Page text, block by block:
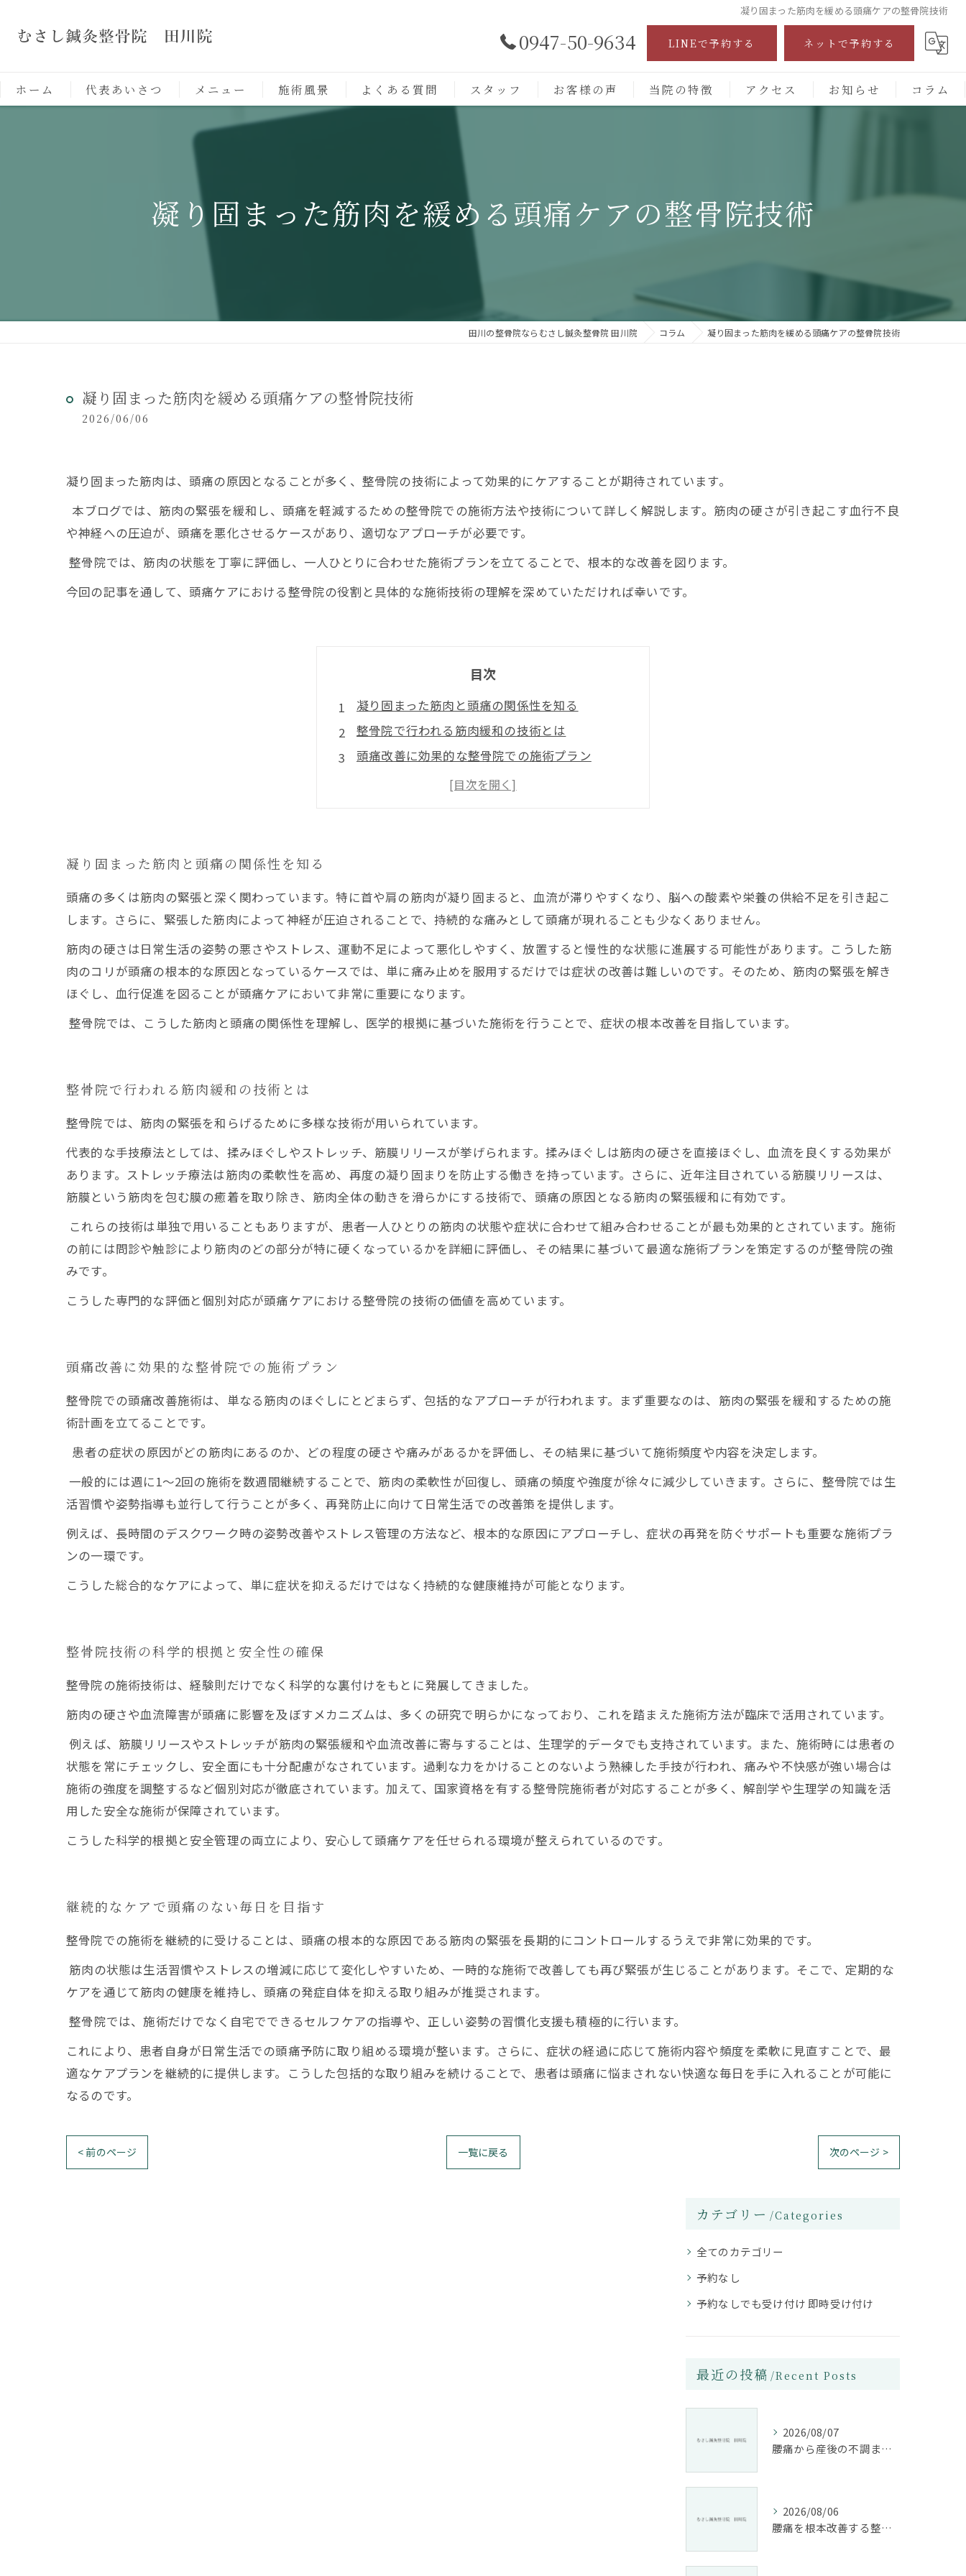
凝り固まった筋肉を緩める頭痛ケアの整骨院技術
0947-50-9634 LINEで予約する ネットで予約する
ホーム 代表あいさつ メニュー 施術風景 よくある質問 スタッフ お客様の声 当院の特徴
保険施術
アクセス お知らせ コラム
凝り固まった筋肉を緩める頭痛ケアの整骨院技術
田川の整骨院ならむさし鍼灸整骨院 田川院 コラム 凝り固まった筋肉を緩める頭痛ケアの整骨院技術
凝り固まった筋肉を緩める頭痛ケアの整骨院技術
2026/06/06
凝り固まった筋肉は、頭痛の原因となることが多く、整骨院の技術によって効果的にケアすることが期待されています。
本ブログでは、筋肉の緊張を緩和し、頭痛を軽減するための整骨院での施術方法や技術について詳しく解説します。筋肉の硬さが引き起こす血行不良
や神経への圧迫が、頭痛を悪化させるケースがあり、適切なアプローチが必要です。
整骨院では、筋肉の状態を丁寧に評価し、一人ひとりに合わせた施術プランを立てることで、根本的な改善を図ります。
今回の記事を通して、頭痛ケアにおける整骨院の役割と具体的な施術技術の理解を深めていただければ幸いです。
目次
凝り固まった筋肉と頭痛の関係性を知る
整骨院で行われる筋肉緩和の技術とは
頭痛改善に効果的な整骨院での施術プラン
整骨院技術の科学的根拠と安全性の確保
凝り固まった筋肉と頭痛の関係性を知る
頭痛の多くは筋肉の緊張と深く関わっています。特に首や肩の筋肉が凝り固まると、血流が滞りやすくなり、脳への酸素や栄養の供給不足を引き起こ
します。さらに、緊張した筋肉によって神経が圧迫されることで、持続的な痛みとして頭痛が現れることも少なくありません。
筋肉の硬さは日常生活の姿勢の悪さやストレス、運動不足によって悪化しやすく、放置すると慢性的な状態に進展する可能性があります。こうした筋
肉のコリが頭痛の根本的な原因となっているケースでは、単に痛み止めを服用するだけでは症状の改善は難しいのです。そのため、筋肉の緊張を解き
ほぐし、血行促進を図ることが頭痛ケアにおいて非常に重要になります。
整骨院では、こうした筋肉と頭痛の関係性を理解し、医学的根拠に基づいた施術を行うことで、症状の根本改善を目指しています。
整骨院で行われる筋肉緩和の技術とは
整骨院では、筋肉の緊張を和らげるために多様な技術が用いられています。
代表的な手技療法としては、揉みほぐしやストレッチ、筋膜リリースが挙げられます。揉みほぐしは筋肉の硬さを直接ほぐし、血流を良くする効果が
あります。ストレッチ療法は筋肉の柔軟性を高め、再度の凝り固まりを防止する働きを持っています。さらに、近年注目されている筋膜リリースは、
筋膜という筋肉を包む膜の癒着を取り除き、筋肉全体の動きを滑らかにする技術で、頭痛の原因となる筋肉の緊張緩和に有効です。
これらの技術は単独で用いることもありますが、患者一人ひとりの筋肉の状態や症状に合わせて組み合わせることが最も効果的とされています。施術
の前には問診や触診により筋肉のどの部分が特に硬くなっているかを詳細に評価し、その結果に基づいて最適な施術プランを策定するのが整骨院の強
みです。
こうした専門的な評価と個別対応が頭痛ケアにおける整骨院の技術の価値を高めています。
頭痛改善に効果的な整骨院での施術プラン
整骨院での頭痛改善施術は、単なる筋肉のほぐしにとどまらず、包括的なアプローチが行われます。まず重要なのは、筋肉の緊張を緩和するための施
術計画を立てることです。
患者の症状の原因がどの筋肉にあるのか、どの程度の硬さや痛みがあるかを評価し、その結果に基づいて施術頻度や内容を決定します。
一般的には週に1～2回の施術を数週間継続することで、筋肉の柔軟性が回復し、頭痛の頻度や強度が徐々に減少していきます。さらに、整骨院では生
活習慣や姿勢指導も並行して行うことが多く、再発防止に向けて日常生活での改善策を提供します。
例えば、長時間のデスクワーク時の姿勢改善やストレス管理の方法など、根本的な原因にアプローチし、症状の再発を防ぐサポートも重要な施術プラ
ンの一環です。
こうした総合的なケアによって、単に症状を抑えるだけではなく持続的な健康維持が可能となります。
整骨院技術の科学的根拠と安全性の確保
整骨院の施術技術は、経験則だけでなく科学的な裏付けをもとに発展してきました。
筋肉の硬さや血流障害が頭痛に影響を及ぼすメカニズムは、多くの研究で明らかになっており、これを踏まえた施術方法が臨床で活用されています。
例えば、筋膜リリースやストレッチが筋肉の緊張緩和や血流改善に寄与することは、生理学的データでも支持されています。また、施術時には患者の
状態を常にチェックし、安全面にも十分配慮がなされています。過剰な力をかけることのないよう熟練した手技が行われ、痛みや不快感が強い場合は
施術の強度を調整するなど個別対応が徹底されています。加えて、国家資格を有する整骨院施術者が対応することが多く、解剖学や生理学の知識を活
用した安全な施術が保障されています。
こうした科学的根拠と安全管理の両立により、安心して頭痛ケアを任せられる環境が整えられているのです。
継続的なケアで頭痛のない毎日を目指す
整骨院での施術を継続的に受けることは、頭痛の根本的な原因である筋肉の緊張を長期的にコントロールするうえで非常に効果的です。
筋肉の状態は生活習慣やストレスの増減に応じて変化しやすいため、一時的な施術で改善しても再び緊張が生じることがあります。そこで、定期的な
ケアを通じて筋肉の健康を維持し、頭痛の発症自体を抑える取り組みが推奨されます。
整骨院では、施術だけでなく自宅でできるセルフケアの指導や、正しい姿勢の習慣化支援も積極的に行います。
これにより、患者自身が日常生活での頭痛予防に取り組める環境が整います。さらに、症状の経過に応じて施術内容や頻度を柔軟に見直すことで、最
適なケアプランを継続的に提供します。こうした包括的な取り組みを続けることで、患者は頭痛に悩まされない快適な毎日を手に入れることが可能に
なるのです。
< 前のページ 一覧に戻る 次のページ >
カテゴリー Categories
全てのカテゴリー
予約なし
予約なしでも受け付け 即時受け付け
最近の投稿 Recent Posts
2026/08/07
腰痛から産後の不調まで整骨院で根本改善する方法
2026/08/06
腰痛を根本改善する整骨院の施術とアドバイスの重要性